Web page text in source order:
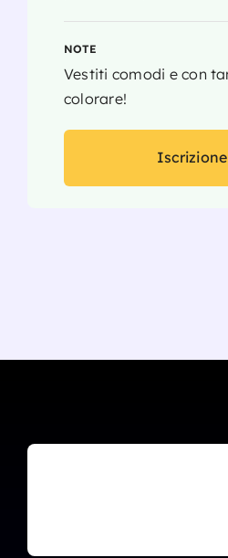
NOTE
Vestiti comodi e con
colorare!
Iscrizione